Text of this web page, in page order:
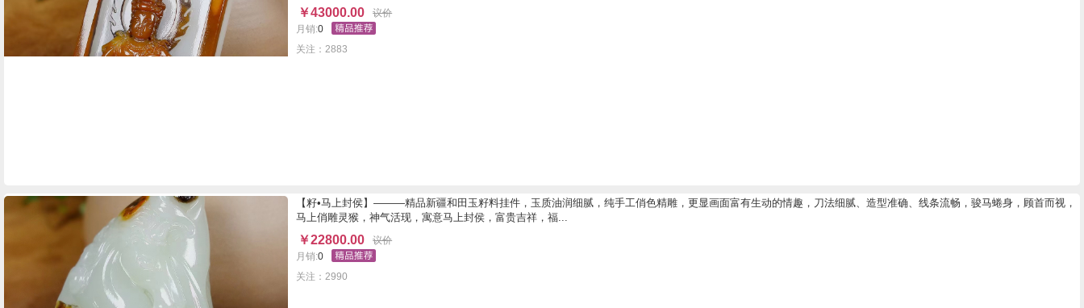
￥43000.00
议价
月销:0
关注：2883
【籽•马上封侯】———精品新疆和田玉籽料挂件，玉质油润细腻，纯手工俏色精雕，更显画面富有生动的情趣，刀法细腻、造型准确、线条流畅，骏马蜷身，顾首而视，
马上俏雕灵猴，神气活现，寓意马上封侯，富贵吉祥，福...
￥22800.00
议价
月销:0
关注：2990